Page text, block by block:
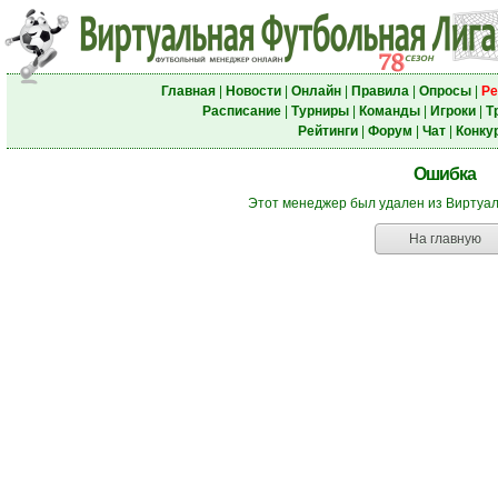
Главная| Новости| Онлайн| Правила| Опросы|
Расписание| Турниры| Команды| Игроки|
Рейтинги| Форум Чат|
Ошибка
Этот менеджер был удален из
На главную